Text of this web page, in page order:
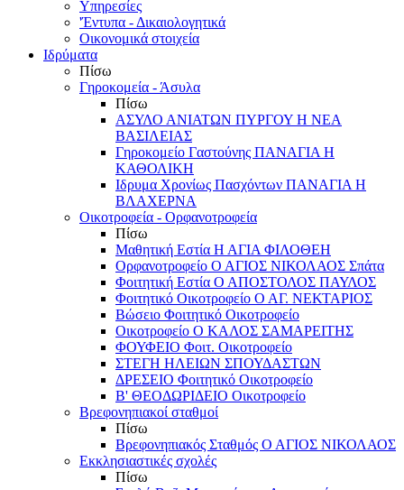
Υπηρεσίες
'Έντυπα - Δικαιολογητικά
Οικονομικά στοιχεία
Ιδρύματα
Πίσω
Γηροκομεία - Άσυλα
Πίσω
ΑΣΥΛΟ ΑΝΙΑΤΩΝ ΠΥΡΓΟΥ Η ΝΕΑ
ΒΑΣΙΛΕΙΑΣ
Γηροκομείο Γαστούνης ΠΑΝΑΓΙΑ Η
ΚΑΘΟΛΙΚΗ
Ιδρυμα Χρονίως Πασχόντων ΠΑΝΑΓΙΑ Η
ΒΛΑΧΕΡΝΑ
Οικοτροφεία - Ορφανοτροφεία
Πίσω
Μαθητική Εστία Η ΑΓΙΑ ΦΙΛΟΘΕΗ
Ορφανοτροφείο Ο ΑΓΙΟΣ ΝΙΚΟΛΑΟΣ Σπάτα
Φοιτητική Εστία Ο ΑΠΟΣΤΟΛΟΣ ΠΑΥΛΟΣ
Φοιτητικό Οικοτροφείο Ο ΑΓ. ΝΕΚΤΑΡΙΟΣ
Βώσειο Φοιτητικό Οικοτροφείο
Οικοτροφείο Ο ΚΑΛΟΣ ΣΑΜΑΡΕΙΤΗΣ
ΦΟΥΦΕΙΟ Φοιτ. Οικοτροφείο
ΣΤΕΓΗ ΗΛΕΙΩΝ ΣΠΟΥΔΑΣΤΩΝ
ΔΡΕΣΕΙΟ Φοιτητικό Οικοτροφείο
Β' ΘΕΟΔΩΡΙΔΕΙΟ Οικοτροφείο
Βρεφονηπιακοί σταθμοί
Πίσω
Βρεφονηπιακός Σταθμός Ο ΑΓΙΟΣ ΝΙΚΟΛΑΟΣ
Εκκλησιαστικές σχολές
Πίσω